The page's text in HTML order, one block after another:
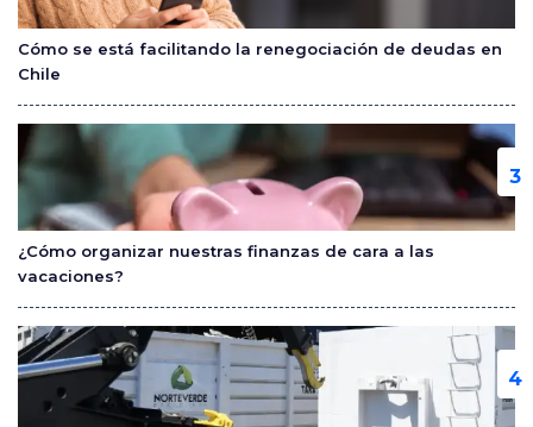
Cómo se está facilitando la renegociación de deudas en
Chile
¿Cómo organizar nuestras finanzas de cara a las
vacaciones?